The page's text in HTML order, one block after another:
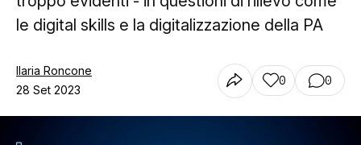
le digital skills e la digitalizzazione della PA
Ilaria Roncone
28 Set 2023
0 0